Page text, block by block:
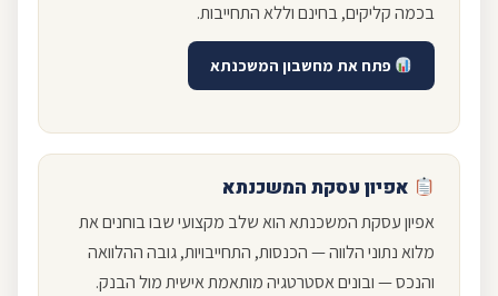
בכמה קליקים, בחינם וללא התחייבות.
פתח את מחשבון המשכנתא
אפיון עסקת המשכנתא
אפיון עסקת המשכנתא הוא שלב מקצועי שבו בוחנים את
מלוא נתוני הלווה — הכנסות, התחייבויות, גובה ההלוואה
והנכס — ובונים אסטרטגיה מותאמת אישית מול הבנק.